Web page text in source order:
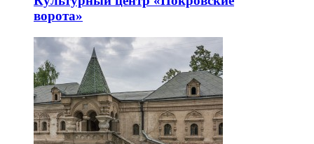
ворота»